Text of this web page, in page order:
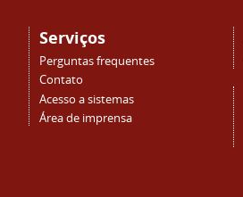
Serviços
Perguntas frequentes
Contato
Acesso a sistemas
Área de imprensa